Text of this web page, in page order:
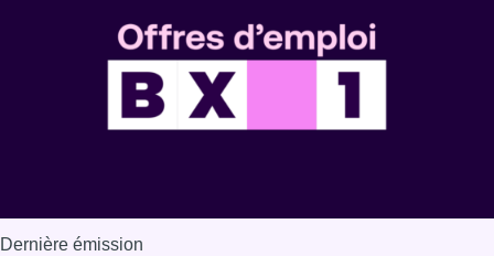
Dernière émission